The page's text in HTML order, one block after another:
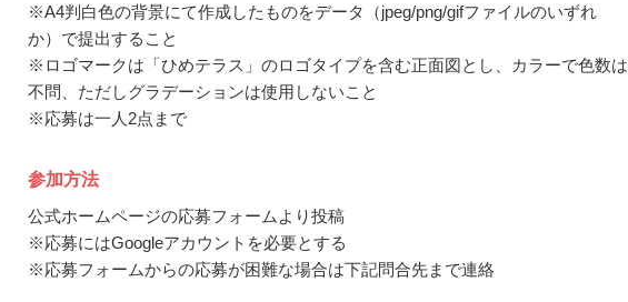
※A4判白色の背景にて作成したものをデータ（jpeg/png/gifファイルのいずれ
か）で提出すること
※ロゴマークは「ひめテラス」のロゴタイプを含む正面図とし、カラーで色数は
不問、ただしグラデーションは使用しないこと
※応募は一人2点まで
参加方法
公式ホームページの応募フォームより投稿
※応募にはGoogleアカウントを必要とする
※応募フォームからの応募が困難な場合は下記問合先まで連絡